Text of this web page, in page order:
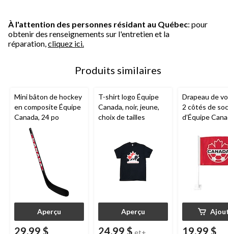
À l'attention des personnes résidant au Québec: pour
obtenir des renseignements sur l'entretien et la
réparation, cliquez ici.
Produits similaires
Mini bâton de hockey
en composite Équipe
Canada, 24 po
Aperçu
29,99 $
T-shirt logo Équipe
Canada, noir, jeune,
choix de tailles
Aperçu
24,99 $ et+
Drapeau de
2 côtés de
d’Équipe
19,99 $